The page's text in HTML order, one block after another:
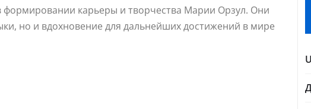
карьеры и творчества Марии Орзул. Они
но и вдохновение для дальнейших достижений в мире